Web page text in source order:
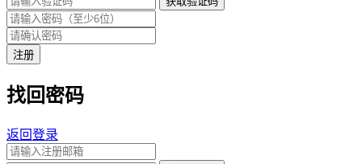
注册
找回密码
返回登录